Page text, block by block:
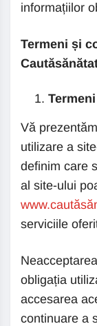
informațiilor
Termeni și
Vă
utilizare a
definim care
al site-ului
serviciile
obligația
accesarea
continuare a